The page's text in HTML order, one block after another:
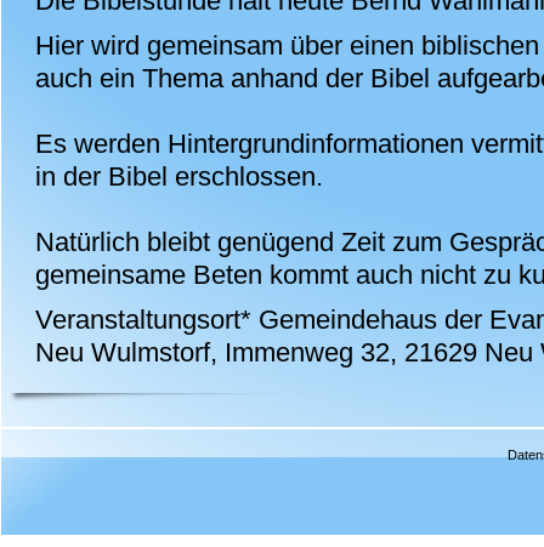
Hier wird gemeinsam über einen
auch ein Thema anhand der Bibel
Es werden Hintergrundinformationen
in der Bibel erschlossen.
Natürlich bleibt genügend Zeit zum
gemeinsame Beten kommt auch nicht zu
Veranstaltungsort* Gemeindehaus der
Neu Wulmstorf, Immenweg 32, 21629 Neu